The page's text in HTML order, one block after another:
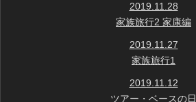
2019.11.28
家族旅行2 家康編
2019.11.27
家族旅行1
2019.11.12
ツアー・ベースの日